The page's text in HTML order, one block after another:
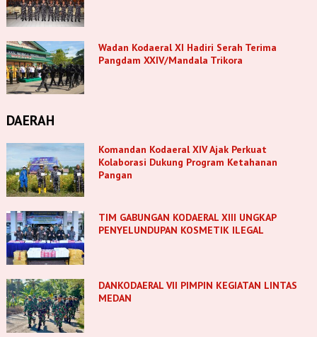
Wadan Kodaeral XI Hadiri Serah Terima
Pangdam XXIV/Mandala Trikora
DAERAH
Komandan Kodaeral XIV Ajak Perkuat
Kolaborasi Dukung Program Ketahanan
Pangan
TIM GABUNGAN KODAERAL XIII UNGKAP
PENYELUNDUPAN KOSMETIK ILEGAL
DANKODAERAL VII PIMPIN KEGIATAN LINTAS
MEDAN